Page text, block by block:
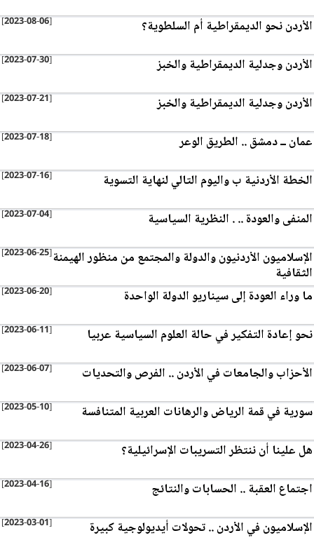
[2023-08-06] الأردن نحو الديمقراطية أم السلطوية؟
[2023-07-30] الأردن وجدلية الديمقراطية والخبز
[2023-07-21] الأردن وجدلية الديمقراطية والخبز
[2023-07-18] عمان ــ دمشق .. الطريق الوعر
[2023-07-16] الخطة الأردنية ب واليوم التالي لنهاية التسوية
[2023-07-04] المنفى والعودة .. . النظرية السياسية
[2023-06-25]الإسلاميون الأردنيون والدولة والمجتمع من منظور الهيمنة
الثقافية
[2023-06-20] ما وراء العودة إلى سيناريو الدولة الواحدة
[2023-06-11] نحو إعادة التفكير في حالة العلوم السياسية عربيا
[2023-06-07] الأحزاب والجامعات في الأردن .. الفرص والتحديات
[2023-05-10] سورية في قمة الرياض والرهانات العربية المتنافسة
[2023-04-26] هل علينا أن ننتظر التسريبات الإسرائيلية؟
[2023-04-16] اجتماع العقبة .. الحسابات والنتائج
[2023-03-01] الإسلاميون في الأردن .. تحولات أيديولوجية كبيرة